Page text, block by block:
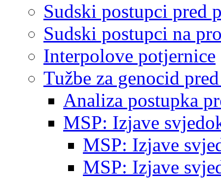
Sudski postupci pred
Sudski postupci na
Interpolove potjernice
Tužbe za genocid
Analiza postupka
MSP: Izjave
MSP: Izjave
MSP: Izjave